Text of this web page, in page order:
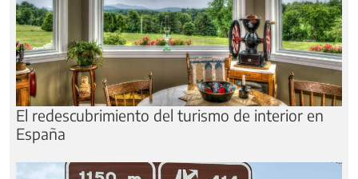
El redescubrimiento del turismo de interior en
España